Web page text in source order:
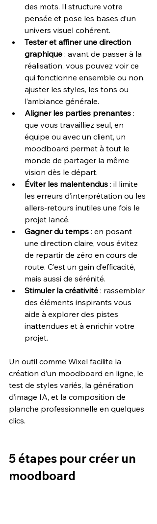
des mots. Il structure votre
pensée et pose les bases d’un
univers visuel cohérent.
Tester et affiner une direction
graphique : avant de passer à la
réalisation, vous pouvez voir ce
qui fonctionne ensemble ou non,
ajuster les styles, les tons ou
l’ambiance générale.
Aligner les parties prenantes :
que vous travailliez seul, en
équipe ou avec un client, un
moodboard permet à tout le
monde de partager la même
vision dès le départ.
Éviter les malentendus : il limite
les erreurs d’interprétation ou les
allers-retours inutiles une fois le
projet lancé.
Gagner du temps : en posant
une direction claire, vous évitez
de repartir de zéro en cours de
route. C’est un gain d’efficacité,
mais aussi de sérénité.
Stimuler la créativité : rassembler
des éléments inspirants vous
aide à explorer des pistes
inattendues et à enrichir votre
projet.
Un outil comme Wixel facilite la
création d’un moodboard en ligne, le
test de styles variés, la génération
d’image IA, et la composition de
planche professionnelle en quelques
clics.
5 étapes pour créer un
moodboard